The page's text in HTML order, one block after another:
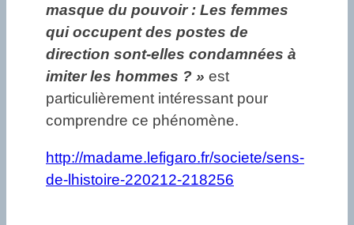
masque du pouvoir : Les femmes
qui occupent des postes de
direction sont-elles condamnées à
imiter les hommes ? » est
particulièrement intéressant pour
comprendre ce phénomène.
http://madame.lefigaro.fr/societe/sens-
de-lhistoire-220212-218256